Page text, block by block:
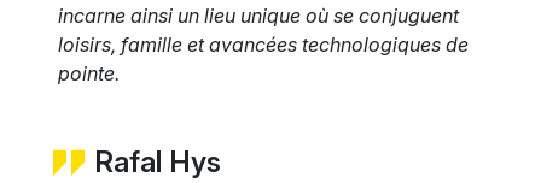
incarne ainsi un lieu unique où se conjuguent
loisirs, famille et avancées technologiques de
pointe.
Rafal Hys